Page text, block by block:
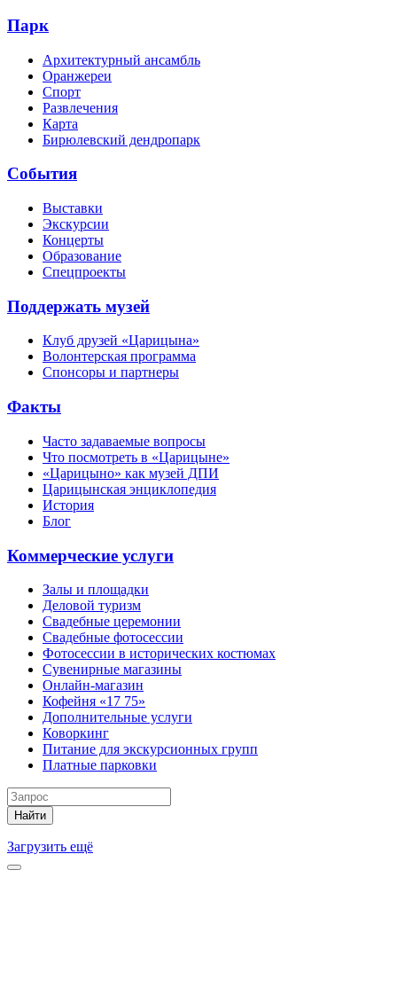
Парк
Архитектурный ансамбль
Оранжереи
Спорт
Развлечения
Карта
Бирюлевский дендропарк
События
Выставки
Экскурсии
Концерты
Образование
Спецпроекты
Поддержать музей
Клуб друзей «Царицына»
Волонтерская программа
Спонсоры и партнеры
Факты
Часто задаваемые вопросы
Что посмотреть в «Царицыне»
«Царицыно» как музей ДПИ
Царицынская энциклопедия
История
Блог
Коммерческие услуги
Залы и площадки
Деловой туризм
Свадебные церемонии
Свадебные фотосессии
Фотосессии в исторических костюмах
Сувенирные магазины
Онлайн-магазин
Кофейня «17 75»
Дополнительные услуги
Коворкинг
Питание для экскурсионных групп
Платные парковки
Найти
Загрузить ещё